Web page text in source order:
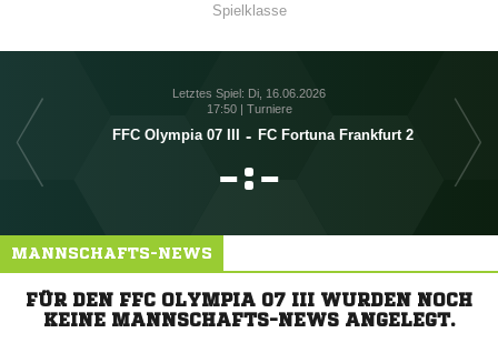
Spielklasse
Letztes Spiel: Di, 16.06.2026
17:50 | Turniere
FFC Olympia 07 III - FC Fortuna Frankfurt 2
:
MANNSCHAFTS-NEWS
FÜR DEN FFC OLYMPIA 07 III WURDEN NOCH
KEINE MANNSCHAFTS-NEWS ANGELEGT.